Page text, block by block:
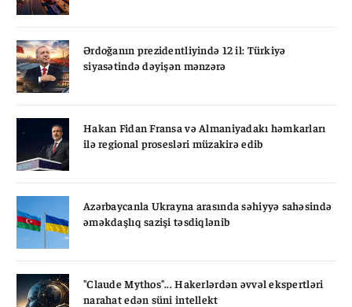
Ərdoğanın prezidentliyində 12 il: Türkiyə
siyasətində dəyişən mənzərə
Hakan Fidan Fransa və Almaniyadakı həmkarları
ilə regional prosesləri müzakirə edib
Azərbaycanla Ukrayna arasında səhiyyə sahəsində
əməkdaşlıq sazişi təsdiqlənib
"Claude Mythos"... Hakerlərdən əvvəl ekspertləri
narahat edən süni intellekt